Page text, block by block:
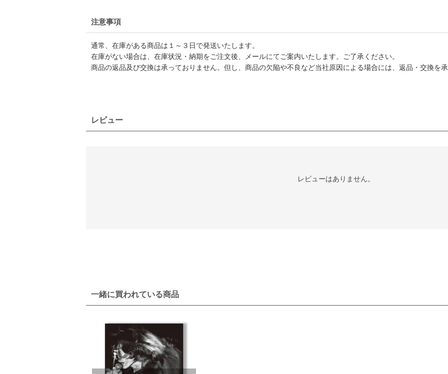
注意事項
通常、在庫がある商品は１～３日で発送いたします。
在庫がない場合は、在庫状況・納期をご注文後、メールにてご案内いたします。ご了承ください。
商品の返品及び交換は承っておりません。但し、商品の欠陥や不良など当社原因による場合には、返品・交換を
レビュー
レビューはありません。
一緒に買われている商品